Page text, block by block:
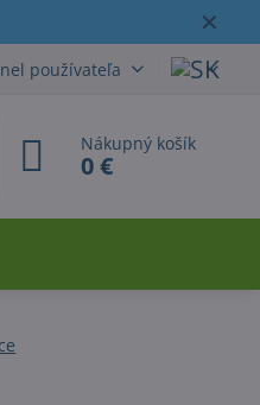
✕
používateľa
Nákupný košík
0 €